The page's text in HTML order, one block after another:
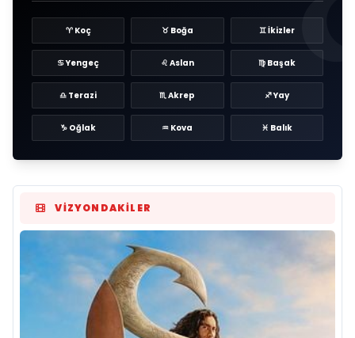
♈ Koç ♉ Boğa ♊ İkizler
♋ Yengeç ♌ Aslan ♍ Başak
♎ Terazi ♏ Akrep ♐ Yay
♑ Oğlak ♒ Kova ♓ Balık
VIZYONDAKILER